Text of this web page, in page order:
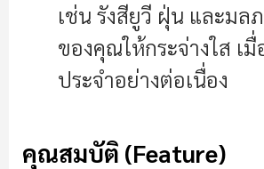
เช่น รังสียูวี ฝุ่น และมล
ของคุณให้กระจ่างใส เมื่
ประจำอย่างต่อเนื่อง
คุณสมบัติ (Feature)